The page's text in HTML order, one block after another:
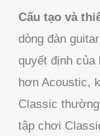
Cấu tạo và
dòng đàn
quyết định
hơn Acoustic,
Classic
tập chơi